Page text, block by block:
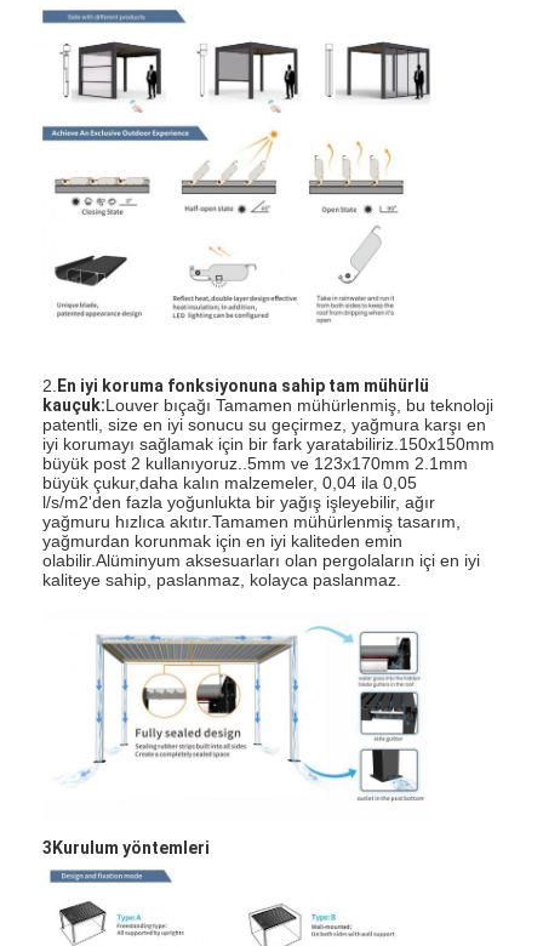
Haberler
Şimdi konuşalım.
Alüminyum panjurlu pergola
Motorlu Alüminyum Pergola
Çekici kumaş pergola
Hafif Pergola
Elektrikli Güneş Çubuğu Çatı
Bahçe arabaları
Zip Parça Panjur
Gelişmiş Alüminyum Louver Pergola
tente aksesuarları
2. En iyi koruma fonksiyonuna sahip tam mühürlü
kauçuk:Louver bıçağı Tamamen mühürlenmiş, bu teknoloji
patentli, size en iyi sonucu su geçirmez, yağmura karşı en
iyi korumayı sağlamak için bir fark yaratabiliriz.150x150mm
büyük post 2 kullanıyoruz..5mm ve 123x170mm 2.1mm
büyük çukur,daha kalın malzemeler, 0,04 ila 0,05
l/s/m2'den fazla yoğunlukta bir yağış işleyebilir, ağır
yağmuru hızlıca akıtır.Tamamen mühürlenmiş tasarım,
yağmurdan korunmak için en iyi kaliteden emin
olabilir.Alüminyum aksesuarları olan pergolaların içi en iyi
kaliteye sahip, paslanmaz, kolayca paslanmaz.
3Kurulum yöntemleri